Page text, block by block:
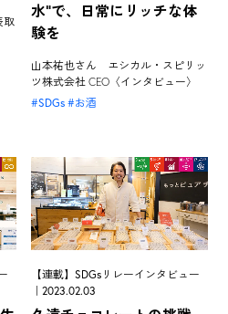
取
水"で、日常にリッチな体
験を
山本祐也さん エシカル・スピリッ
ツ株式会社 CEO〈インタビュー〉
SDGs
お酒
【連載】SDGsリレーインタビュー
｜2023.02.03